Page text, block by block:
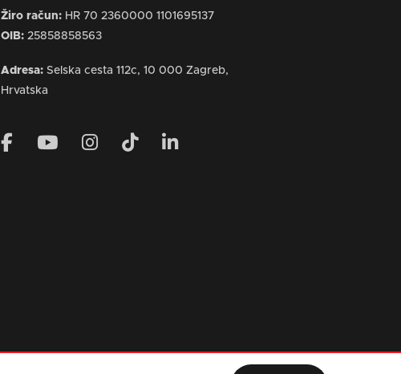
Žiro račun: HR 70 2360000 1101695137
OIB:25858858563
Adresa:Selska cesta 112c, 10 000 Zagreb,
Hrvatska